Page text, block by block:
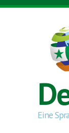
Direkt zum Inhalt
Eine